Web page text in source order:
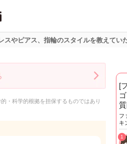
やピアス、指輪のスタイルを教えてい
・科学的根拠を担保するものではあり
[
フ
キ
1